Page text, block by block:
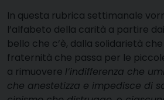
In questa rubrica settimanale
l’alfabeto della carità a partire
bello che c’è, dalla solidarietà
fraternità che passa per le
a rimuovere l’indifferenza che
che anestetizza e impedisce di